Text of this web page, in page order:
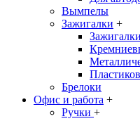
Вымпелы
Зажигалки +
Брелоки
Офис и работа +
Ручки +